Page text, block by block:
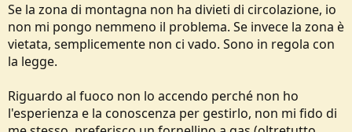
Se la zona di montagna non ha divieti di circolazione, io
non mi pongo nemmeno il problema. Se invece la zona è
vietata, semplicemente non ci vado. Sono in regola con
la legge.
Riguardo al fuoco non lo accendo perché non ho
l'esperienza e la conoscenza per gestirlo, non mi fido di